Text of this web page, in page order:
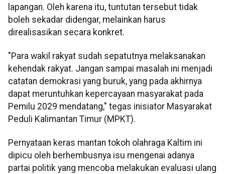
lapangan. Oleh karena itu, tuntutan tersebut tidak
boleh sekadar didengar, melainkan harus
direalisasikan secara konkret.
"Para wakil rakyat sudah sepatutnya melaksanakan
kehendak rakyat. Jangan sampai masalah ini menjadi
catatan demokrasi yang buruk, yang pada akhirnya
dapat meruntuhkan kepercayaan masyarakat pada
Pemilu 2029 mendatang," tegas inisiator Masyarakat
Peduli Kalimantan Timur (MPKT).
Pernyataan keras mantan tokoh olahraga Kaltim ini
dipicu oleh berhembusnya isu mengenai adanya
partai politik yang mencoba melakukan evaluasi ulang